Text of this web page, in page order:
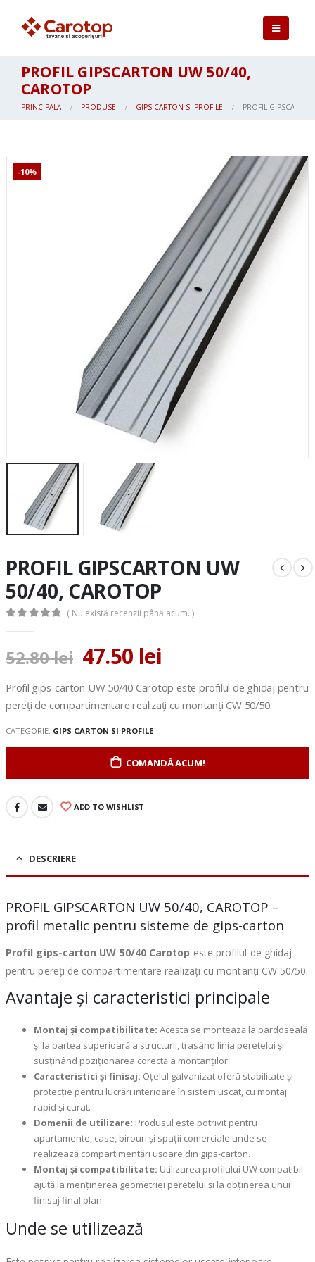
PROFIL GIPSCARTON UW 50/40,
CAROTOP
PRINCIPALĂ PRODUSE GIPS CARTON SI PROFILE PROFIL
-10%
PROFIL GIPSCARTON UW
50/40, CAROTOP
( Nu există recenzii până acum. )
52.80lei 47.50 lei
Profil gips-carton UW 50/40 Carotop este profilul de ghidaj pentru
pereți de compartimentare realizați cu montanți CW 50/50.
CATEGORIE: GIPS CARTON SI PROFILE
COMANDĂ ACUM!
ADD TO WISHLIST
DESCRIERE
PROFIL GIPSCARTON UW 50/40, CAROTOP –
profil metalic pentru sisteme de gips-carton
Profil gips-carton UW 50/40 Carotop este profilul de ghidaj
pentru pereți de compartimentare realizați cu montanți CW 50/50.
Avantaje și caracteristici principale
Montaj și compatibilitate: Acesta se montează la pardoseală
și la partea superioară a structurii, trasând linia peretelui și
susținând poziționarea corectă a montanților.
Caracteristici și finisaj: Oțelul galvanizat oferă stabilitate și
protecție pentru lucrări interioare în sistem uscat, cu montaj
rapid și curat.
Domenii de utilizare: Produsul este potrivit pentru
apartamente, case, birouri și spații comerciale unde se
realizează compartimentări ușoare din gips-carton.
Montaj și compatibilitate: Utilizarea profilului UW compatibil
ajută la menținerea geometriei peretelui și la obținerea unui
finisaj final plan.
Unde se utilizează